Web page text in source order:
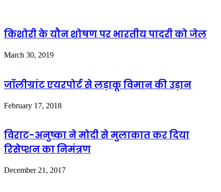
किशोरी के यौन शोषण पर भारतीय पादरी को जेल
March 30, 2019
जॉलीग्रांट एयरपोर्ट से लड़ाकू विमान की उड़ान
February 17, 2018
विराट-अनुष्का ने मोदी से मुलाकात कर दिया
रिसेप्शन का निमंत्रण
December 21, 2017